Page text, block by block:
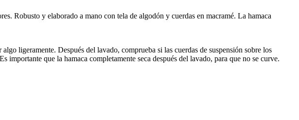
Robusto y elaborado a mano con tela de algodón y cuerdas en macramé. La hamaca
ligeramente. Después del lavado, comprueba si las cuerdas de suspensión sobre los
importante que la hamaca completamente seca después del lavado, para que no se curve.